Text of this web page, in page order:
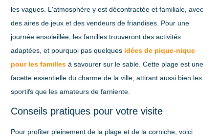
les vagues. L'atmosphère y est décontractée et familiale, avec
des aires de jeux et des vendeurs de friandises. Pour une
journée ensoleillée, les familles trouveront des activités
adaptées, et pourquoi pas quelques idées de pique-nique
pour les familles à savourer sur le sable. Cette plage est une
facette essentielle du charme de la ville, attirant aussi bien les
sportifs que les amateurs de farniente.
Conseils pratiques pour votre visite
Pour profiter pleinement de la plage et de la corniche, voici